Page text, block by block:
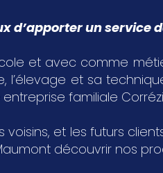
d’apporter un service
et avec comme
l’élevage et sa
familiale
voisins, et les futurs
découvrir nos